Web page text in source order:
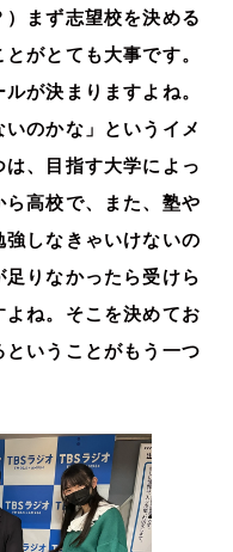
まず志望校を決める
がとても大事です。
が決まりますよね。
いのかな」というイメ
、目指す大学によっ
高校で、また、塾や
しなきゃいけないの
りなかったら受けら
ね。そこを決めてお
いうことがもう一つ